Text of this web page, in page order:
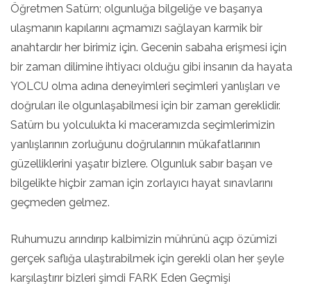
Öğretmen Satürn; olgunluğa bilgeliğe ve başarıya
ulaşmanın kapılarını açmamızı sağlayan karmik bir
anahtardır her birimiz için. Gecenin sabaha erişmesi için
bir zaman dilimine ihtiyacı olduğu gibi insanın da hayata
YOLCU olma adına deneyimleri seçimleri yanlışları ve
doğruları ile olgunlaşabilmesi için bir zaman gereklidir.
Satürn bu yolculukta ki maceramızda seçimlerimizin
yanlışlarının zorluğunu doğrularının mükafatlarının
güzelliklerini yaşatır bizlere. Olgunluk sabır başarı ve
bilgelikte hiçbir zaman için zorlayıcı hayat sınavlarını
geçmeden gelmez.
Ruhumuzu arındırıp kalbimizin mührünü açıp özümizi
gerçek saflığa ulaştırabilmek için gerekli olan her şeyle
karşılaştırır bizleri şimdi FARK Eden Geçmişi